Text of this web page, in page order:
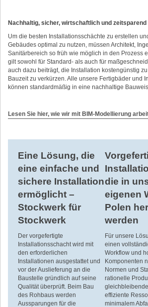
Nachhaltig, sicher, wirtschaftlich und zeitsparend
Um die besten Installationsschächte zu erstellen
Gebäudes optimal zu nutzen, müssen Architekt,
Sanitärbereich so früh wie möglich in den Prozess
gilt sowohl für Standard- als auch für
auch dazu beiträgt, die Installation kostengünstig
Bauzeit zu verkürzen. Alle unsere Fertigbäder und
können standardmäßig in eine nachhaltige
Lesen Sie hier, wie wir mit BIM-Modellierung
Eine Lösung, die
eine einfache und
sichere Installation
ermöglicht –
Stockwerk für
Stockwerk
Der vorgefertigte
Installationsschacht wird mit
den erforderlichen
Installationen ausgestattet und
vor der Auslieferung an die
Baustelle gründlich auf seine
Qualität überprüft. Beim Bau
des Rohbaus werden
Aussparungen für die
die in
eigenen
Polen
werden
Für unsere
einen
Workflow und
Komponenten
Normen und
rationelle
effiziente
minimalem